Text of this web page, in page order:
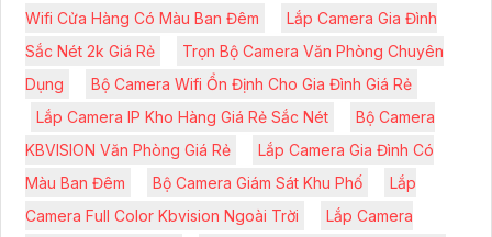
Wifi Cửa Hàng Có Màu Ban Đêm
Lắp Camera Gia Đình
Sắc Nét 2k Giá Rẻ
Trọn Bộ Camera Văn Phòng Chuyên
Dụng
Bộ Camera Wifi Ổn Định Cho Gia Đình Giá Rẻ
Lắp Camera IP Kho Hàng Giá Rẻ Sắc Nét
Bộ Camera
KBVISION Văn Phòng Giá Rẻ
Lắp Camera Gia Đình Có
Màu Ban Đêm
Bộ Camera Giám Sát Khu Phố
Lắp
Camera Full Color Kbvision Ngoài Trời
Lắp Camera